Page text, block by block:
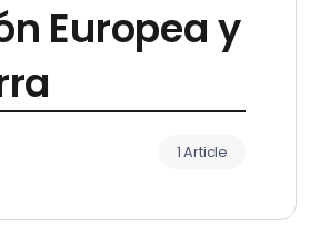
Europea y
1 Article